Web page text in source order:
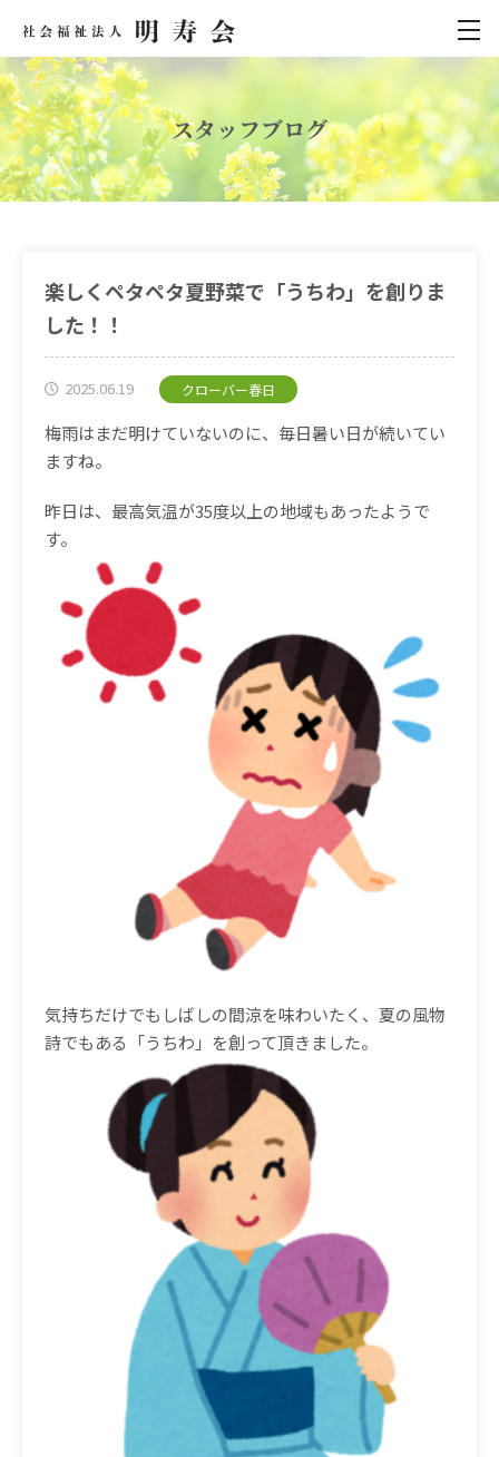
スタッフブログ
楽しくペタペタ夏野菜で「うちわ」を創りま
した！！
2025.06.19 クローバー春日
梅雨はまだ明けていないのに、毎日暑い日が続いてい
ますね。
昨日は、最高気温が35度以上の地域もあったようで
す。
気持ちだけでもしばしの間涼を味わいたく、夏の風物
詩でもある「うちわ」を創って頂きました。